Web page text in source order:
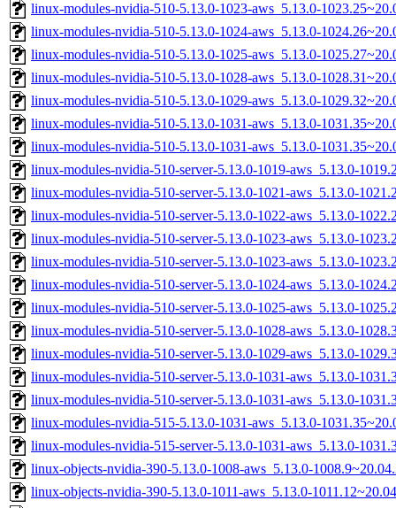
linux-modules-nvidia-510-5.13.0-1023-aws_5.13.0-
linux-modules-nvidia-510-5.13.0-1024-aws_5.13.0-
linux-modules-nvidia-510-5.13.0-1025-aws_5.13.0-
linux-modules-nvidia-510-5.13.0-1028-aws_5.13.0-
linux-modules-nvidia-510-5.13.0-1029-aws_5.13.0-
linux-modules-nvidia-510-5.13.0-1031-aws_5.13.0-
linux-modules-nvidia-510-5.13.0-1031-aws_5.13.0-
linux-modules-nvidia-510-server-5.13.0-1019-aws_5.13.0-
linux-modules-nvidia-510-server-5.13.0-1021-aws_5.13.0-
linux-modules-nvidia-510-server-5.13.0-1022-aws_5.13.0-
linux-modules-nvidia-510-server-5.13.0-1023-aws_5.13.0-
linux-modules-nvidia-510-server-5.13.0-1023-aws_5.13.0-
linux-modules-nvidia-510-server-5.13.0-1024-aws_5.13.0-
linux-modules-nvidia-510-server-5.13.0-1025-aws_5.13.0-
linux-modules-nvidia-510-server-5.13.0-1028-aws_5.13.0-
linux-modules-nvidia-510-server-5.13.0-1029-aws_5.13.0-
linux-modules-nvidia-510-server-5.13.0-1031-aws_5.13.0-
linux-modules-nvidia-510-server-5.13.0-1031-aws_5.13.0-
linux-modules-nvidia-515-5.13.0-1031-aws_5.13.0-
linux-modules-nvidia-515-server-5.13.0-1031-aws_5.13.0-
linux-objects-nvidia-390-5.13.0-1008-aws_5.13.0-
linux-objects-nvidia-390-5.13.0-1011-aws_5.13.0-